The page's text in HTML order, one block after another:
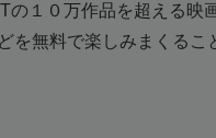
の１０万作品を超える映
を無料で楽しみまくるこ